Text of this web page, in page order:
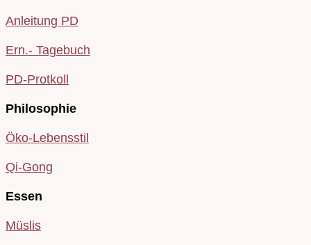
Anleitung PD
Ern.- Tagebuch
PD-Protkoll
Philosophie
Öko-Lebensstil
Qi-Gong
Essen
Müslis